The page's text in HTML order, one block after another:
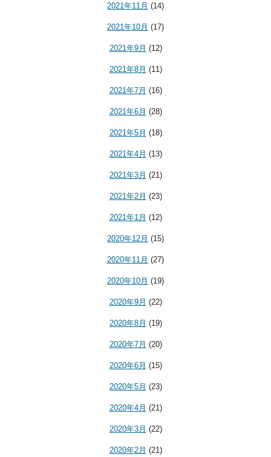
2021年11月 (14)
2021年10月 (17)
2021年9月 (12)
2021年8月 (11)
2021年7月 (16)
2021年6月 (28)
2021年5月 (18)
2021年4月 (13)
2021年3月 (21)
2021年2月 (23)
2021年1月 (12)
2020年12月 (15)
2020年11月 (27)
2020年10月 (19)
2020年9月 (22)
2020年8月 (19)
2020年7月 (20)
2020年6月 (15)
2020年5月 (23)
2020年4月 (21)
2020年3月 (22)
2020年2月 (21)